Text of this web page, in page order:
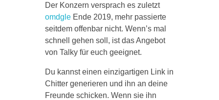
Der Konzern versprach es zuletzt
omdgleEnde 2019, mehr passierte
seitdem offenbar nicht. Wenn’s mal
schnell gehen soll, ist das Angebot
von Talky für euch geeignet.
Du kannst einen einzigartigen Link in
Chitter generieren und ihn an deine
Freunde schicken. Wenn sie ihn